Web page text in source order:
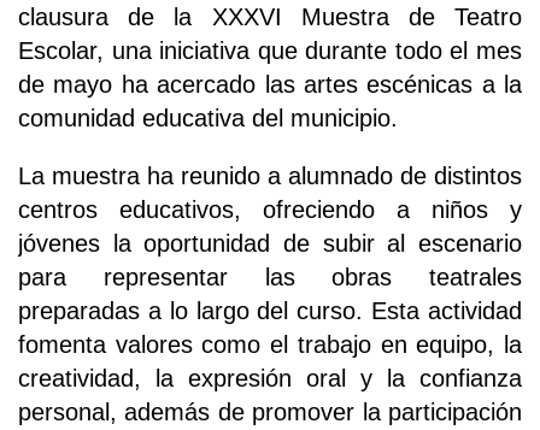
clausura de la XXXVI Muestra de Teatro
Escolar, una iniciativa que durante todo el mes
de mayo ha acercado las artes escénicas a la
comunidad educativa del municipio.
La muestra ha reunido a alumnado de distintos
centros educativos, ofreciendo a niños y
jóvenes la oportunidad de subir al escenario
para representar las obras teatrales
preparadas a lo largo del curso. Esta actividad
fomenta valores como el trabajo en equipo, la
creatividad, la expresión oral y la confianza
personal, además de promover la participación